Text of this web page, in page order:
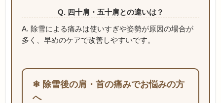
Q. 四十肩・五十肩との違いは？
A. 除雪による痛みは使いすぎや姿勢が原因の場合が
多く、早めのケアで改善しやすいです。
❄ 除雪後の肩・首の痛みでお悩みの方
へ